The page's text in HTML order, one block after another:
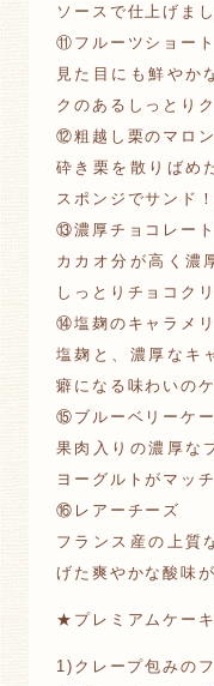
ソースで仕上げま
⑪フルーツショート
見た目にも鮮やか
クのあるしっとり
⑫粗越し栗のマロ
砕き栗を散りばめ
スポンジでサンド
⑬濃厚チョコレー
カカオ分が高く濃
しっとりチョコク
⑭塩麹のキャラメ
塩麹と、濃厚なキ
癖になる味わいの
⑮ブルーベリーケ
果肉入りの濃厚な
ヨーグルトがマッ
⑯レアーチーズ
フランス産の上質
げた爽やかな酸味
★プレミアムケー
1)クレープ包みの